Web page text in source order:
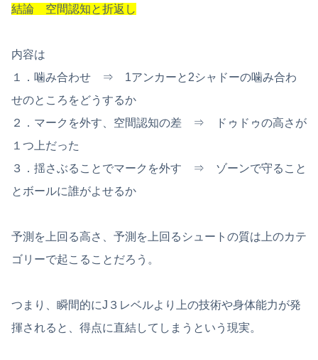
結論 空間認知と折返し
内容は
１．噛み合わせ ⇒ 1アンカーと2シャドーの噛み合わ
せのところをどうするか
２．マークを外す、空間認知の差 ⇒ ドゥドゥの高さが
１つ上だった
３．揺さぶることでマークを外す ⇒ ゾーンで守ること
とボールに誰がよせるか
予測を上回る高さ、予測を上回るシュートの質は上のカテ
ゴリーで起こることだろう。
つまり、瞬間的にJ３レベルより上の技術や身体能力が発
揮されると、得点に直結してしまうという現実。